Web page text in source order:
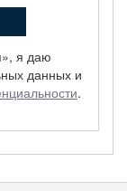
я даю
данных и
.